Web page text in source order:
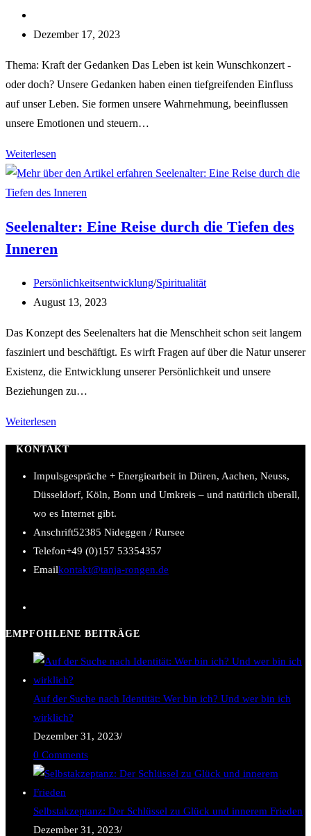
Kategorie:
Beitrag
Dezember 17, 2023
Thema: Kraft der Gedanken Das Leben ist kein Wunschkonzert -
oder doch? Unsere Gedanken haben einen tiefgreifenden Einfluss
auf unser Leben. Sie formen unsere Wahrnehmung, beeinflussen
unsere Emotionen und steuern…
Weiterlesen
Seelenalter: Eine Reise durch die Tiefen des
Inneren
Beitrags-
Kategorie:
Persönlichkeitsentwicklung/Spiritualität
Beitrag
August 13, 2023
Das Konzept des Seelenalters hat die Menschheit schon seit langem
fasziniert und beschäftigt. Es wirft Fragen auf über die Natur unserer
Existenz, die Entwicklung unserer Persönlichkeit und unsere
Beziehungen zu…
Weiterlesen
durch
die
Tiefen
des
Inneren
KONTAKT
Impulsgespräche + Energiearbeit in Düren, Aachen, Neuss,
Düsseldorf, Köln, Bonn und Umkreis – und natürlich überall,
wo es Internet gibt.
Anschrift52385 Nideggen / Rursee
Telefon+49 (0)157 53354357
Emailkontakt@tanja-rongen.de
EMPFOHLENE BEITRÄGE
Auf der Suche nach Identität: Wer bin ich? Und wer bin ich
wirklich?
Dezember 31, 2023/
0 Comments
Selbstakzeptanz: Der Schlüssel zu Glück und innerem Frieden
Dezember 31, 2023/